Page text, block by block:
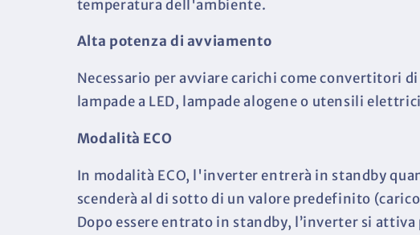
temperatura dell'ambiente.
Alta potenza di avviamento
Necessario per avviare carichi come convertitori
lampade a LED, lampade alogene o utensili
Modalità ECO
In modalità ECO, l'inverter entrerà in standby
scenderà al di sotto di un valore predefinito
Dopo essere entrato in standby, l’inverter si attiva